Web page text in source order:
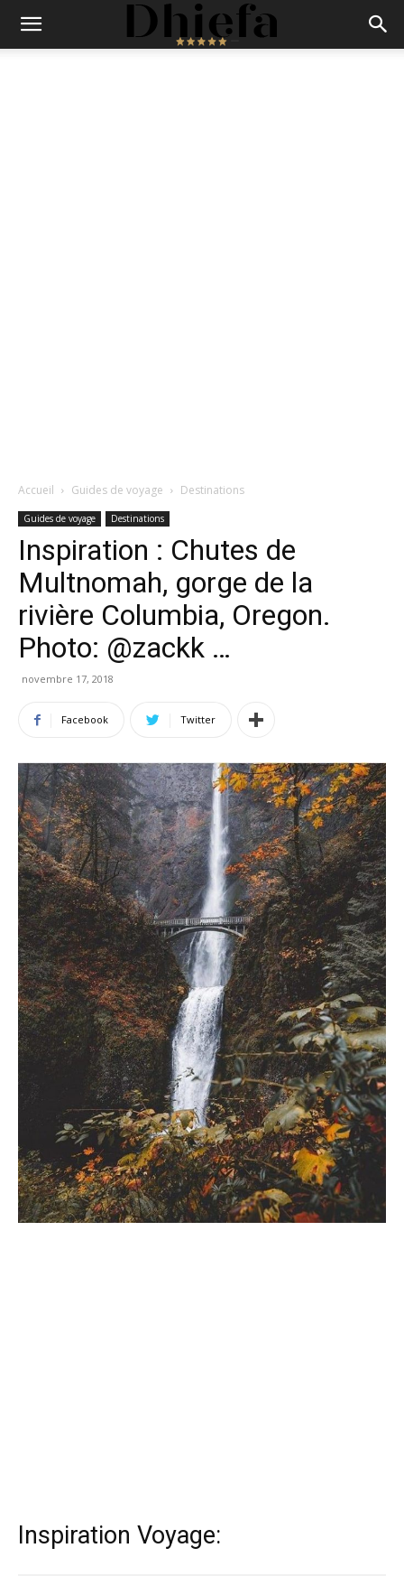
Accueil Guides de voyage Destinations
Guides de voyage Destinations
Inspiration : Chutes de
Multnomah, gorge de la
rivière Columbia, Oregon.
Photo: @zackk …
novembre 17, 2018
Facebook Twitter
Inspiration Voyage: